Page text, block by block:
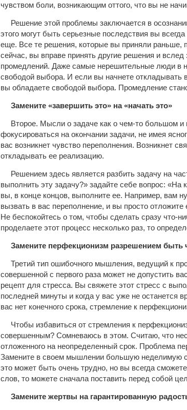
чувством боли, возникающим оттого, что вы не
Решение этой проблемы заключается в
этого могут быть серьезные последствия вы
еще. Все те решения, которые вы приняли раньше,
сейчас, вы вправе принять другие решения и
промедлений. Даже самые нерешительные люди в
свободой выбора. И если вы начнете откладывать
вы обладаете свободой выбора. Промедление
Замените «завершить это» на «начать это»
Второе. Мысли о задаче как о чем-то большом
фокусироваться на окончании задачи, не имея
вас возникнет чувство переполнения. Возникнет
откладывать ее реализацию.
Решением здесь является разбить задачу на
выполнить эту задачу?» задайте себе вопрос: «На
вы, в конце концов, выполните ее. Например, вам
вызвать в вас переполнение, и вы просто
Не беспокойтесь о том, чтобы сделать сразу что-
проделаете этот процесс несколько раз, то
Замените перфекционизм разрешением быть
Третий тип ошибочного мышления, ведущий к
совершенной с первого раза может не допустить
рецепт для стресса. Вы свяжете этот стресс с
последней минуты и когда у вас уже не
вас нет конечного срока, стремление к
Чтобы избавиться от стремления к
совершенным? Сомневаюсь в этом. Считаю, что
отложенного на неопределенный срок. Проблема
Замените в своем мышлении большую неделимую
это может быть очень трудно, но вы всегда
слов, то можете сначала поставить перед собой
Замените жертвы на гарантированную